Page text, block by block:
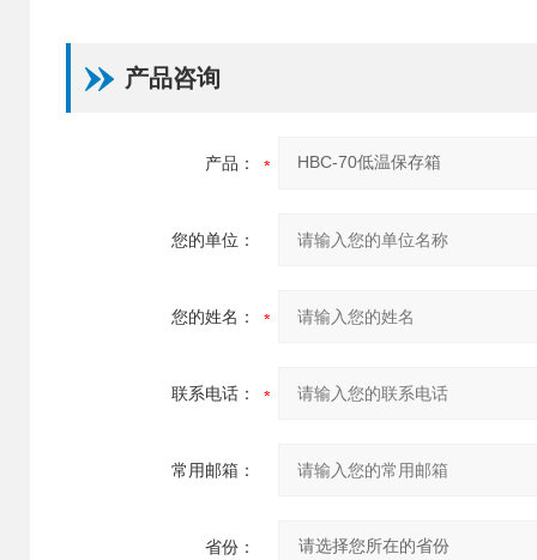
产品咨询
产品：
您的单位：
您的姓名：
联系电话：
常用邮箱：
省份：